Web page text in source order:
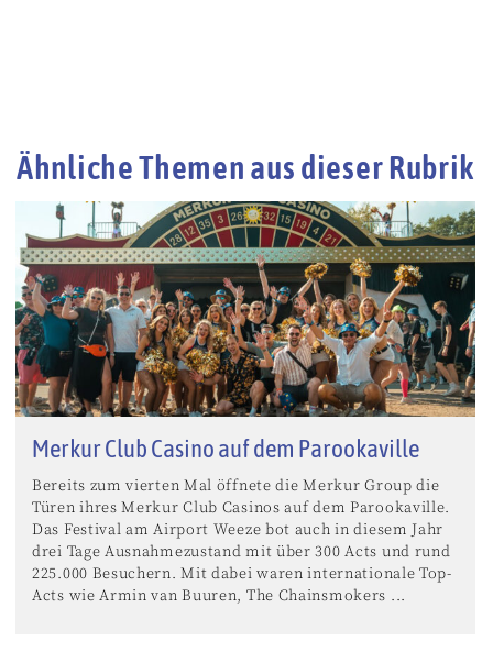
Ähnliche Themen aus dieser Rubrik
Merkur Club Casino auf dem Parookaville
Bereits zum vierten Mal öffnete die Merkur Group die
Türen ihres Merkur Club Casinos auf dem Parookaville.
Das Festival am Airport Weeze bot auch in diesem Jahr
drei Tage Ausnahmezustand mit über 300 Acts und rund
225.000 Besuchern. Mit dabei waren internationale Top-
Acts wie Armin van Buuren, The Chainsmokers ...